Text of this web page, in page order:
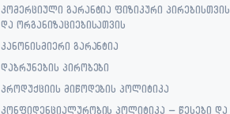
კომერციული გარანტია ფიზიკური პირებისთვის
და ორგანიზაციებისათვის
კანონისმიერი გარანტია
დაბრუნების პირობები
პროდუქციის მიწოდების პოლიტიკა